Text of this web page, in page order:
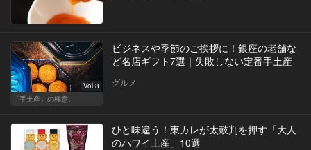
Vol.8
「手土産」の極意。
ビジネスや季節のご挨拶に！銀座の老舗な
ど名店ギフト7選｜失敗しない定番手土産
グルメ
ひと味違う！東カレが太鼓判を押す「大人
のハワイ土産」10選